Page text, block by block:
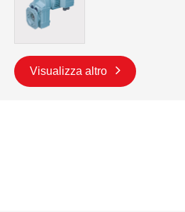
Visualizza altro